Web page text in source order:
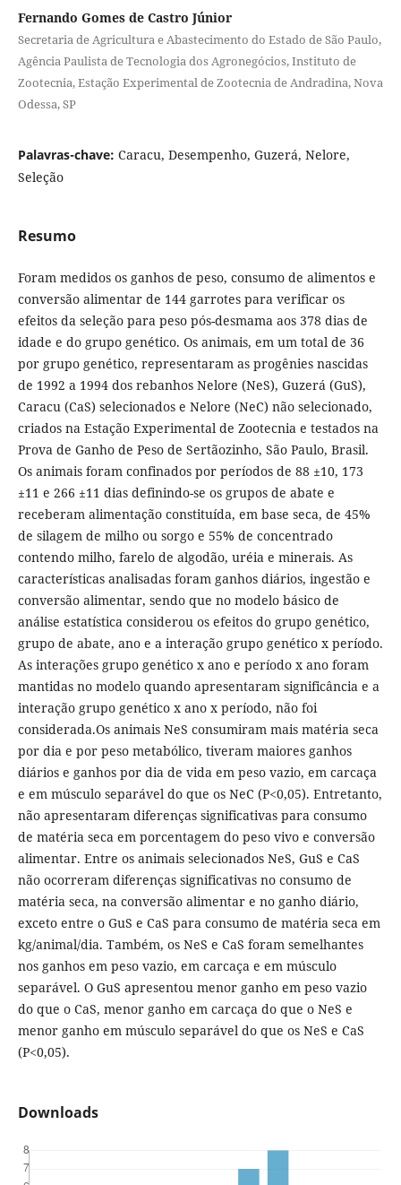
Fernando Gomes de Castro Júnior
Secretaria de Agricultura e Abastecimento do Estado de São Paulo,
Agência Paulista de Tecnologia dos Agronegócios, Instituto de
Zootecnia, Estação Experimental de Zootecnia de Andradina, Nova
Odessa, SP
Palavras-chave: Caracu, Desempenho, Guzerá, Nelore,
Seleção
Resumo
Foram medidos os ganhos de peso, consumo de alimentos e
conversão alimentar de 144 garrotes para verificar os
efeitos da seleção para peso pós-desmama aos 378 dias de
idade e do grupo genético. Os animais, em um total de 36
por grupo genético, representaram as progênies nascidas
de 1992 a 1994 dos rebanhos Nelore (NeS), Guzerá (GuS),
Caracu (CaS) selecionados e Nelore (NeC) não selecionado,
criados na Estação Experimental de Zootecnia e testados na
Prova de Ganho de Peso de Sertãozinho, São Paulo, Brasil.
Os animais foram confinados por períodos de 88 ±10, 173
±11 e 266 ±11 dias definindo-se os grupos de abate e
receberam alimentação constituída, em base seca, de 45%
de silagem de milho ou sorgo e 55% de concentrado
contendo milho, farelo de algodão, uréia e minerais. As
características analisadas foram ganhos diários, ingestão e
conversão alimentar, sendo que no modelo básico de
análise estatística considerou os efeitos do grupo genético,
grupo de abate, ano e a interação grupo genético x período.
As interações grupo genético x ano e período x ano foram
mantidas no modelo quando apresentaram significância e a
interação grupo genético x ano x período, não foi
considerada.Os animais NeS consumiram mais matéria seca
por dia e por peso metabólico, tiveram maiores ganhos
diários e ganhos por dia de vida em peso vazio, em carcaça
e em músculo separável do que os NeC (P<0,05). Entretanto,
não apresentaram diferenças significativas para consumo
de matéria seca em porcentagem do peso vivo e conversão
alimentar. Entre os animais selecionados NeS, GuS e CaS
não ocorreram diferenças significativas no consumo de
matéria seca, na conversão alimentar e no ganho diário,
exceto entre o GuS e CaS para consumo de matéria seca em
kg/animal/dia. Também, os NeS e CaS foram semelhantes
nos ganhos em peso vazio, em carcaça e em músculo
separável. O GuS apresentou menor ganho em peso vazio
do que o CaS, menor ganho em carcaça do que o NeS e
menor ganho em músculo separável do que os NeS e CaS
(P<0,05).
Downloads